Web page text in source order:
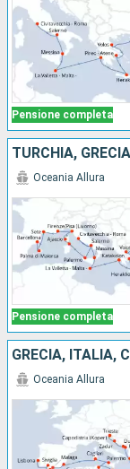
Pensione completa
Pensione completa
Oceania Allura
Oceania Allura